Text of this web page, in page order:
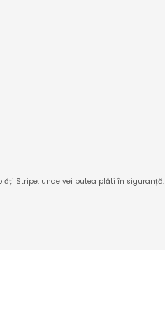
Stripe, unde vei putea plăti în siguranță.